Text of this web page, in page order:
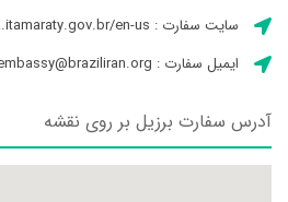
سایت سفارت : http://teera.itamaraty.gov.br/en-us
ایمیل سفارت : embassy@braziliran.org
آدرس سفارت برزیل بر روی نقشه